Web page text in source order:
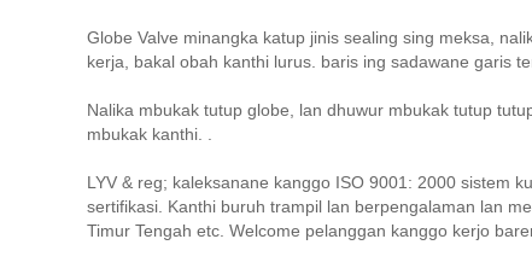
Globe Valve minangka katup jinis sealing sing meksa,
kerja, bakal obah kanthi lurus. baris ing sadawane garis
Nalika mbukak tutup globe, lan dhuwur mbukak tutup
mbukak kanthi. .
LYV & reg; kaleksanane kanggo ISO 9001: 2000 sistem
sertifikasi. Kanthi buruh trampil lan berpengalaman lan
Timur Tengah etc. Welcome pelanggan kanggo kerjo